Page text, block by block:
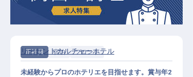
正社員 宿泊 フロント
リーセントカルチャーホテル
未経験からプロのホテリエを目指せます。賞与年2